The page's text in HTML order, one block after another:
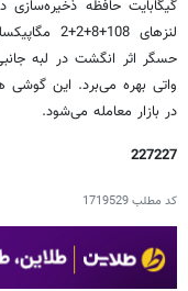
در بازار معامله می‌شود.
227227
کد مطلب1719529